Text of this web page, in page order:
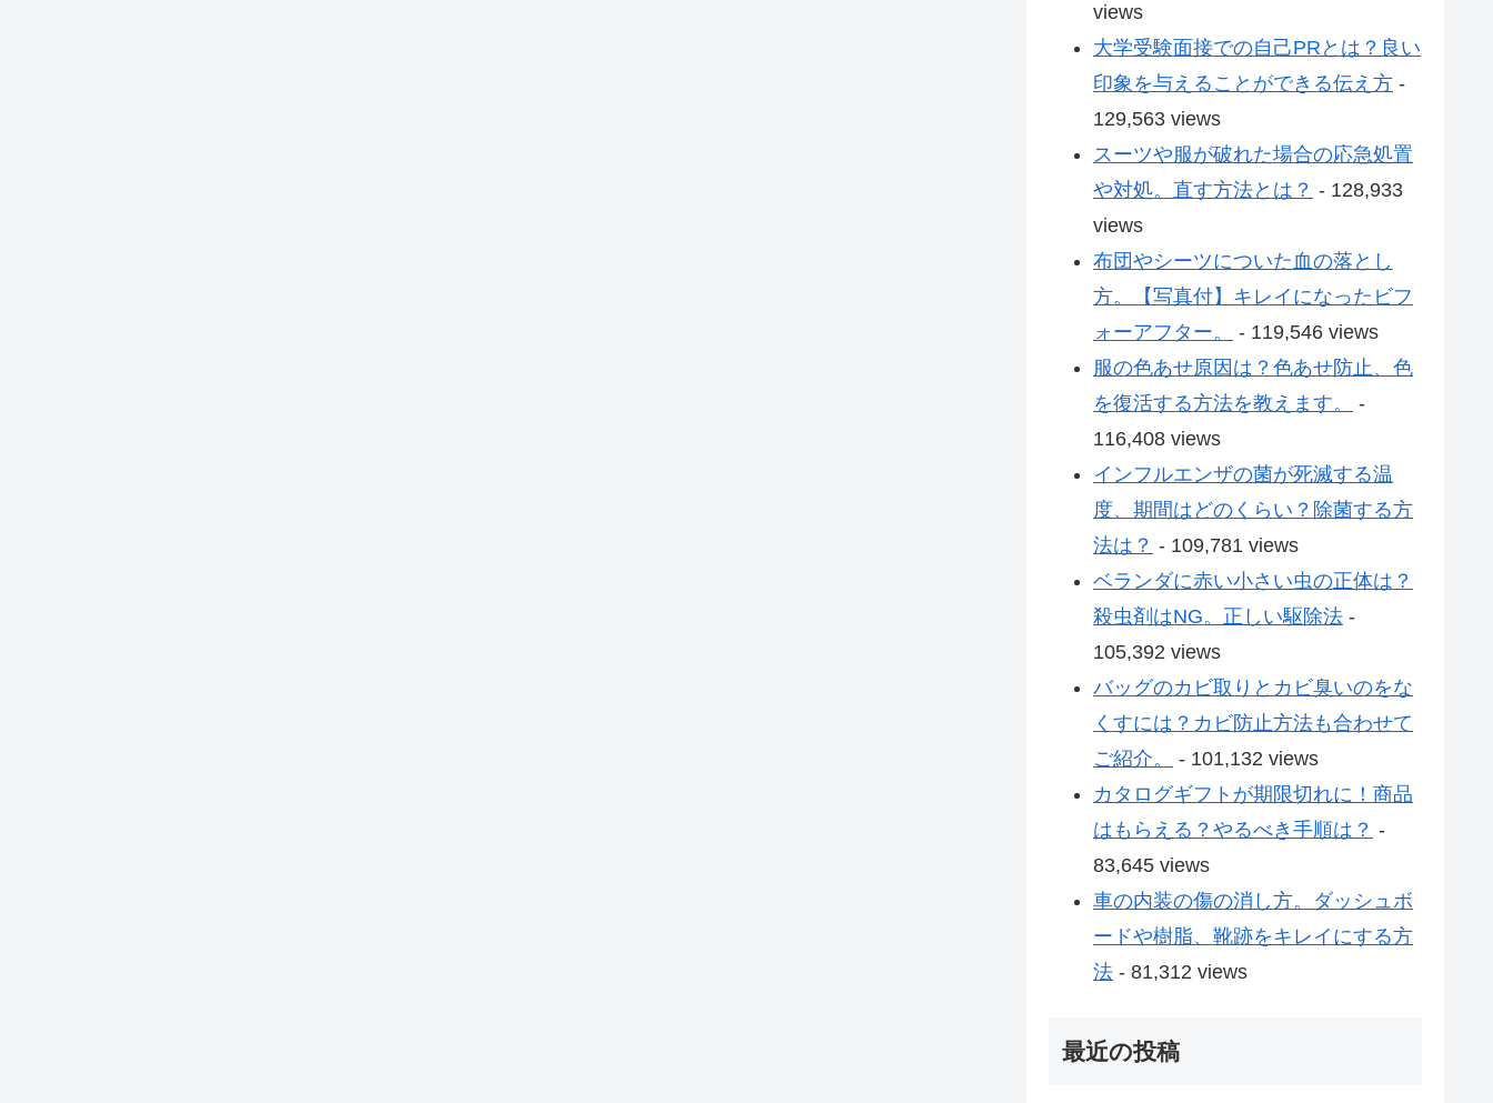
views
大学受験面接での自己PRとは？良い
印象を与えることができる伝え方 -
129,563 views
スーツや服が破れた場合の応急処置
や対処。直す方法とは？ - 128,933
views
布団やシーツについた血の落とし
方。【写真付】キレイになったビフ
ォーアフター。
- 119,546 views
服の色あせ原因は？色あせ防止、色
を復活する方法を教えます。
-
116,408 views
インフルエンザの菌が死滅する温
度、期間はどのくらい？除菌する方
法は？ - 109,781 views
ベランダに赤い小さい虫の正体は？
殺虫剤はNG。正しい駆除法 -
105,392 views
バッグのカビ取りとカビ臭いのをな
くすには？カビ防止方法も合わせて
ご紹介。
- 101,132 views
カタログギフトが期限切れに！商品
はもらえる？やるべき手順は？ -
83,645 views
車の内装の傷の消し方。ダッシュボ
ードや樹脂、靴跡をキレイにする方
法 - 81,312 views
最近の投稿